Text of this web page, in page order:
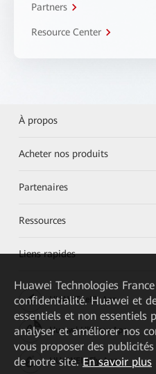
Partners
Resource Center
À propos
Acheter nos produits
Partenaires
Ressources
Liens rapides
HUAWEI eKit App
Huawei HiKnow App
HUAWEI eFly App
Huawei Technologies France
confidentialité. Huawei et
essentiels et non essentiels
analyser et améliorer nos
vous proposer des
de notre site. En savoir plus